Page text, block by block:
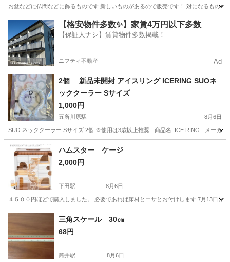
お盆などに仏間などに飾るものです 新しいものがあるので販売です！ 対になるもの
弘前市 弘高下駅 その他 灯篭
【格安物件多数✨】家賃4万円以下多数
【保証人ナシ】賃貸物件多数掲載！
ニフティ不動産 Ad
2個 新品未開封 アイスリング ICERING SUOネ
ッククーラー Sサイズ
1,000円
五所川原駅 8月6日
SUO ネッククーラー Sサイズ 2個 ※使用は3歳以上推奨 - 商品名: ICE RING - メーカ
青森 五所川原市 五所川原駅 その他
ハムスター ケージ
2,000円
下田駅 8月6日
４５００円ほどで購入しました。 必要であれば床材とエサとお付けします 7月13日
青森 上北郡 下田駅
三角スケール 30㎝
68円
筒井駅 8月6日